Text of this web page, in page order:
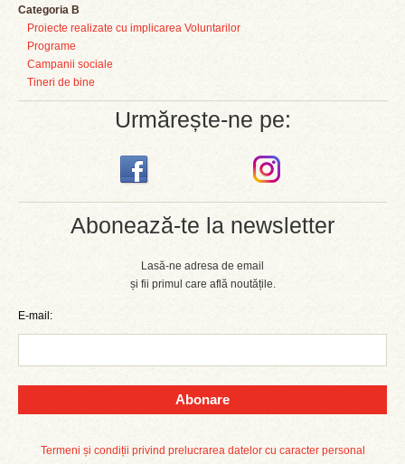
Categoria B
Proiecte realizate cu implicarea Voluntarilor
Programe
Campanii sociale
Tineri de bine
Urmărește-ne pe:
Abonează-te la newsletter
Lasă-ne adresa de email
și fii primul care află noutățile.
E-mail:
Abonare
Termeni și condiții privind prelucrarea datelor cu caracter personal